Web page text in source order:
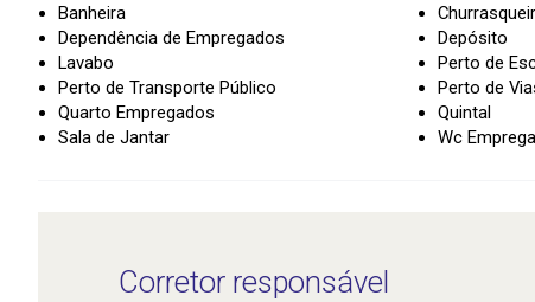
Banheira
Dependência de Empregados
Depósito
Lavabo
Perto de
Perto de Transporte Público
Perto de
Quarto Empregados
Quintal
Sala de Jantar
Wc
Corretor responsável